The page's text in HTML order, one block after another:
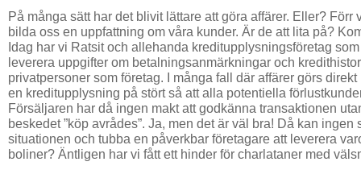
På många sätt har det blivit lättare att göra affärer. Eller? Förr
bilda oss en uppfattning om våra kunder. Är de att lita på?
Idag har vi Ratsit och allehanda kreditupplysningsföretag
leverera uppgifter om betalningsanmärkningar och
privatpersoner som företag. I många fall där affärer görs
en kreditupplysning på stört så att alla potentiella
Försäljaren har då ingen makt att godkänna transaktionen
beskedet ”köp avrådes”. Ja, men det är väl bra! Då kan ingen
situationen och tubba en påverkbar företagare att leverera
boliner? Äntligen har vi fått ett hinder för charlataner med